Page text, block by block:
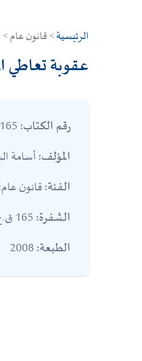
الرئيسية> قانون عام >
عقوبة تعاطي
رقم الكتاب:
المؤلف:أسامة
الفئة:قانون
الشفرة:
الطبعة: